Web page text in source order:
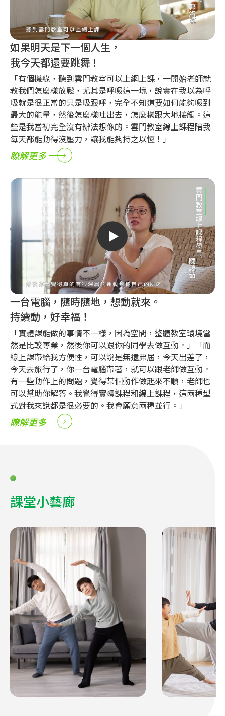
如果明天是下一個人生，
我今天都還要跳舞 !
「有個機緣，聽到雲門教室可以上網上課，一開始老師就
教我們怎麼樣放鬆，尤其是呼吸這一塊，說實在我以為呼
吸就是很正常的只是吸跟呼，完全不知道要如何能夠吸到
最大的能量，然後怎麼樣吐出去，怎麼樣跟大地接觸。這
些是我當初完全沒有辦法想像的。雲門教室線上課程陪我
每天都能動得沒壓力，讓我能夠持之以恆！」
瞭解更多
一台電腦，隨時隨地，想動就來。
持續動，好幸福！
「實體課能做的事情不一樣，因為空間，整體教室環境當
然是比較專業，然後你可以跟你的同學去做互動。」「而
線上課帶給我方便性，可以說是無遠弗屆，今天出差了，
今天去旅行了，你一台電腦帶著，就可以跟老師做互動。
有一些動作上的問題，覺得某個動作做起來不順，老師也
可以幫助你解答。我覺得實體課程和線上課程，這兩種型
式對我來說都是很必要的。我會願意兩種並行。」
瞭解更多
課堂小藝廊